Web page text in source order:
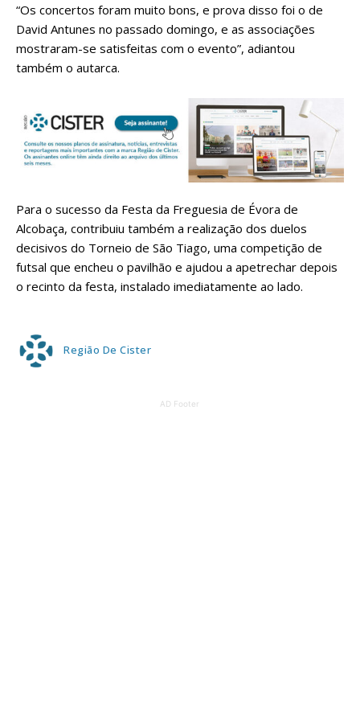
“Os concertos foram muito bons, e prova disso foi o de
David Antunes no passado domingo, e as associações
mostraram-se satisfeitas com o evento”, adiantou
também o autarca.
Para o sucesso da Festa da Freguesia de Évora de
Alcobaça, contribuiu também a realização dos duelos
decisivos do Torneio de São Tiago, uma competição de
futsal que encheu o pavilhão e ajudou a apetrechar depois
o recinto da festa, instalado imediatamente ao lado.
Região De Cister
AD Footer